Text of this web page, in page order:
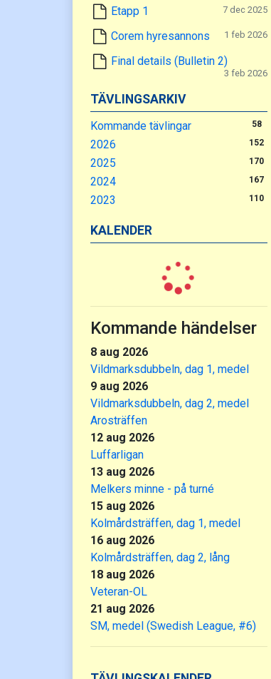
Etapp 1 7 dec 2025
Corem hyresannons 1 feb 2026
Final details (Bulletin 2)
3 feb 2026
TÄVLINGSARKIV
Kommande tävlingar 58
2026 152
2025 170
2024 167
2023 110
KALENDER
Kommande händelser
8 aug 2026
Vildmarksdubbeln, dag 1, medel
9 aug 2026
Vildmarksdubbeln, dag 2, medel
Arosträffen
12 aug 2026
Luffarligan
13 aug 2026
Melkers minne - på turné
15 aug 2026
Kolmårdsträffen, dag 1, medel
16 aug 2026
Kolmårdsträffen, dag 2, lång
18 aug 2026
Veteran-OL
21 aug 2026
SM, medel (Swedish League, #6)